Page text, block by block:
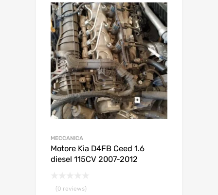
MECCANICA
Motore Kia D4FB Ceed 1.6
diesel 115CV 2007-2012
(0 reviews)